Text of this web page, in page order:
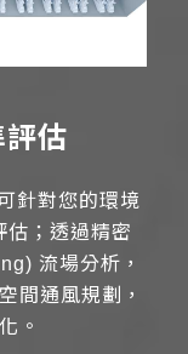
估
針對您的環境
估；透過精密
流場分析，
間通風規劃，
。